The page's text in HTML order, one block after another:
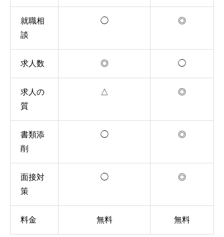
就職相
談
◯ ◎
求人数 ◎ ◯
求人の
質
△ ◎
書類添
削
◯ ◎
面接対
策
◯ ◎
料金 無料 無料